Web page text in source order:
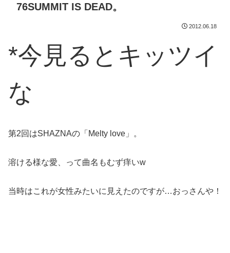
76SUMMIT IS DEAD。
2012.06.18
*今見るとキッツイ
な
第2回はSHAZNAの「Melty love」。
溶ける様な愛、って曲名もむず痒いw
当時はこれが女性みたいに見えたのですが…おっさんや！